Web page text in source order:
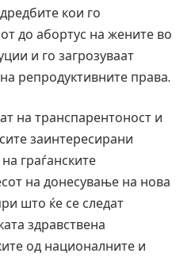
кои го
до абортус на жените во
и го загрозуваат
репродуктивните права.
на транспарентоност и
заинтересирани
граѓанските
на донесување на нова
што ќе се следат
здравствена
од националните и